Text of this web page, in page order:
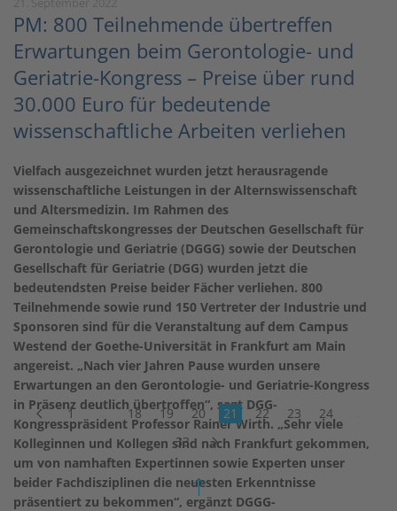
PM: 800 Teilnehmende übertreffen
Erwartungen beim Gerontologie- und
Geriatrie-Kongress – Preise über rund
30.000 Euro für bedeutende
wissenschaftliche Arbeiten verliehen
Vielfach ausgezeichnet wurden jetzt herausragende
wissenschaftliche Leistungen in der Alternswissenschaft
und Altersmedizin. Im Rahmen des
Gemeinschaftskongresses der Deutschen Gesellschaft für
Gerontologie und Geriatrie (DGGG) sowie der Deutschen
Gesellschaft für Geriatrie (DGG) wurden jetzt die
bedeutendsten Preise beider Fächer verliehen. 800
Teilnehmende sowie rund 150 Vertreter der Industrie und
Sponsoren sind für die Veranstaltung auf dem Campus
Westend der Goethe-Universität in Frankfurt am Main
angereist. „Nach vier Jahren Pause wurden unsere
Erwartungen an den Gerontologie- und Geriatrie-Kongress
in Präsenz deutlich übertroffen“, sagt DGG-
Kongresspräsident Professor Rainer Wirth. „Sehr viele
Kolleginnen und Kollegen sind nach Frankfurt gekommen,
um von namhaften Expertinnen sowie Experten unser
beider Fachdisziplinen die neuesten Erkenntnisse
präsentiert zu bekommen“, ergänzt DGGG-
1 … 18 19 20 21 22 23 24
33